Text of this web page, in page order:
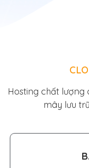
Hosting chất
mây lưu